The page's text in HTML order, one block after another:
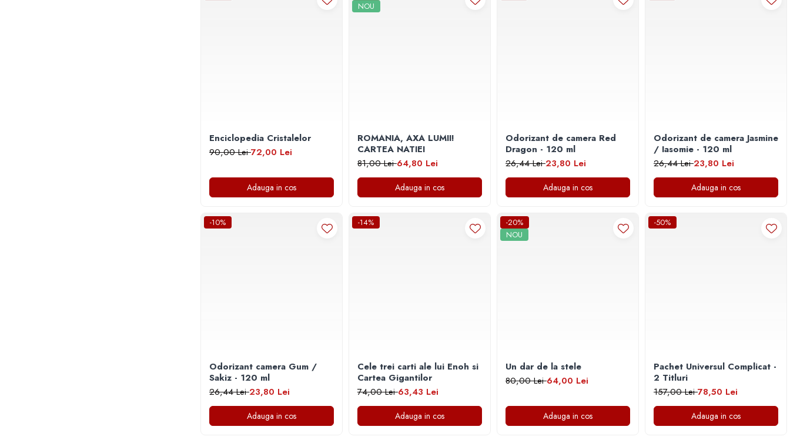
Enciclopedia Cristalelor
90,00 Lei72,00 Lei
Adauga in cos
NOU
ROMANIA, AXA LUMII!
CARTEA NATIEI
81,00 Lei64,80 Lei
Adauga in cos
Odorizant de camera Red
Dragon - 120 ml
26,44 Lei23,80 Lei
Adauga in cos
Odorizant de camera Jasmine
/ Iasomie - 120 ml
26,44 Lei23,80 Lei
Adauga in cos
-10%
Odorizant camera Gum /
Sakiz - 120 ml
26,44 Lei23,80 Lei
Adauga in cos
-14%
Cele trei carti ale lui Enoh si
Cartea Gigantilor
74,00 Lei63,43 Lei
Adauga in cos
-20%
NOU
Un dar de la stele
80,00 Lei64,00 Lei
Adauga in cos
-50%
Pachet Universul Complicat -
2 Titluri
157,00 Lei78,50 Lei
Adauga in cos